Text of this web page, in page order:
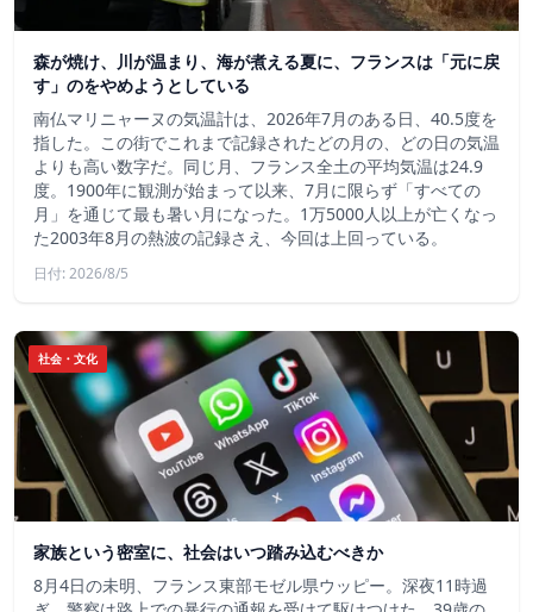
森が焼け、川が温まり、海が煮える夏に、フランスは「元に戻
す」のをやめようとしている
南仏マリニャーヌの気温計は、2026年7月のある日、40.5度を
指した。この街でこれまで記録されたどの月の、どの日の気温
よりも高い数字だ。同じ月、フランス全土の平均気温は24.9
度。1900年に観測が始まって以来、7月に限らず「すべての
月」を通じて最も暑い月になった。1万5000人以上が亡くなっ
た2003年8月の熱波の記録さえ、今回は上回っている。
日付: 2026/8/5
社会・文化
家族という密室に、社会はいつ踏み込むべきか
8月4日の未明、フランス東部モゼル県ウッピー。深夜11時過